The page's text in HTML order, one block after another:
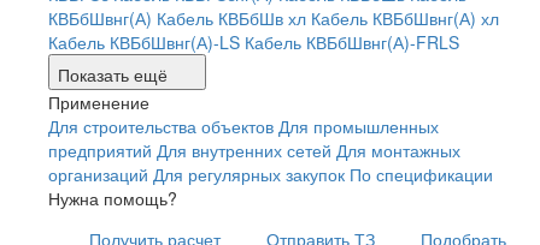
КВБбШвнг(А) Кабель КВБбШв хл Кабель КВБбШвнг(А) хл
Кабель КВБбШвнг(А)-LS Кабель КВБбШвнг(А)-FRLS
Показать ещё
Применение
Для строительства объектов Для промышленных
предприятий Для внутренних сетей Для монтажных
организаций Для регулярных закупок По спецификации
Нужна помощь?
Получить расчет
Отправить ТЗ
Подобрать